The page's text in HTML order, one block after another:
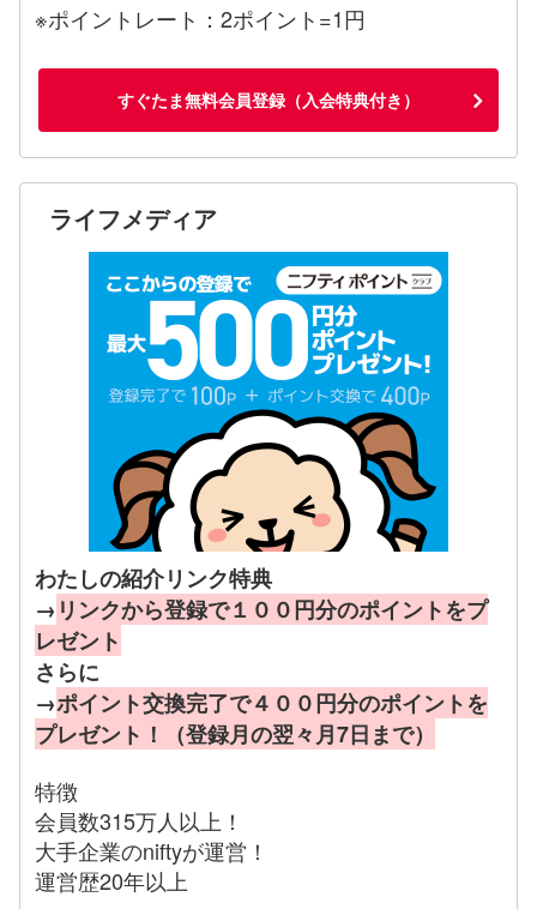
※ポイントレート：2ポイント=1円
すぐたま無料会員登録（入会特典付き）
ライフメディア
わたしの紹介リンク特典
→ リンクから登録で１００円分のポイントをプ
レゼント
さらに
→ポイント交換完了で４００円分のポイントを
プレゼント！（登録月の翌々月7日まで）
特徴
会員数315万人以上！
大手企業のniftyが運営！
運営歴20年以上